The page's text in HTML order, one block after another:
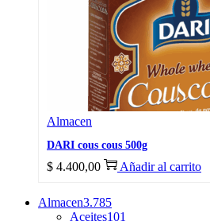
Almacen
DARI cous cous 500g
$ 4.400,00 Añadir al carrito
Almacen3.785
Aceites101